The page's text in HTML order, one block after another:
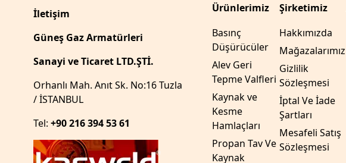
İletişim
Güneş Gaz Armatürleri
Sanayi ve Ticaret LTD.ŞTİ.
Orhanlı Mah. Anıt Sk. No:16 Tuzla
/ İSTANBUL
Tel: +90 216 394 53 61
Ürünlerimiz
Basınç
Düşürücüler
Alev Geri
Tepme Valfleri
Kaynak ve
Kesme
Hamlaçları
Propan Tav Ve
Kaynak
Şirketimiz
Hakkımızda
Mağazalarımız
Gizlilik
Sözleşmesi
İptal Ve İade
Şartları
Mesafeli Satış
Sözleşmesi